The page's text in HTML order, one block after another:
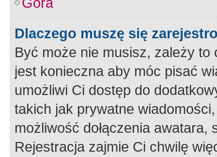
Dlaczego muszę się
Być może nie musisz, zależy
jest konieczna aby móc pisać
umożliwi Ci dostęp do
takich jak prywatne
możliwość dołączenia
Rejestracja zajmie Ci chwilę